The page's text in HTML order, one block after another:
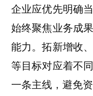
企业应优先明确
始终聚焦业务成
能力。拓新增收
等目标对应着不
一条主线，避免资